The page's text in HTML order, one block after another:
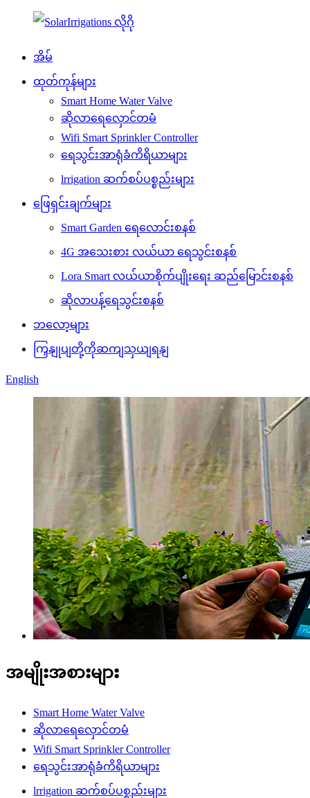
အိမ်
ထုတ်ကုန်များ
Smart Home Water Valve
ဆိုလာရေလှောင်တမံ
Wifi Smart Sprinkler Controller
ရေသွင်းအာရုံခံကိရိယာများ
lrrigation ဆက်စပ်ပစ္စည်းများ
ဖြေရှင်းချက်များ
Smart Garden ရေလောင်းစနစ်
4G အသေးစား လယ်ယာ ရေသွင်းစနစ်
Lora Smart လယ်ယာစိုက်ပျိုးရေး ဆည်မြောင်းစနစ်
ဆိုလာပန့်ရေသွင်းစနစ်
ဘလော့များ
ကြှနျုပျတို့ကိုဆကျသှယျရနျ
English
အမျိုးအစားများ
Smart Home Water Valve
ဆိုလာရေလှောင်တမံ
Wifi Smart Sprinkler Controller
ရေသွင်းအာရုံခံကိရိယာများ
lrrigation ဆက်စပ်ပစ္စည်းများ